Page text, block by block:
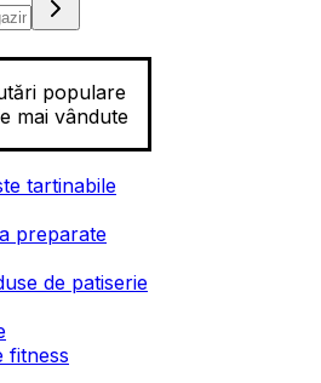
populare
mai vândute
tartinabile
preparate
de patiserie
fitness